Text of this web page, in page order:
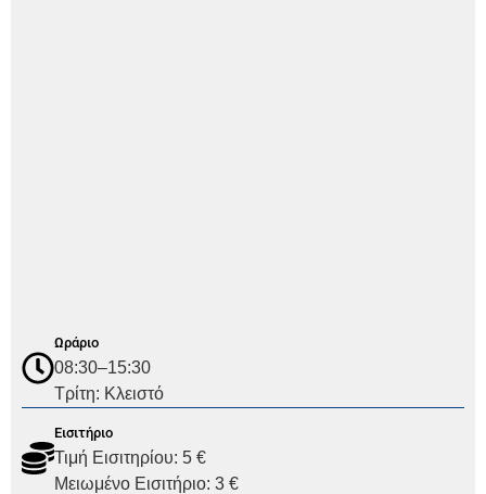
Ωράριο
08:30–15:30
Τρίτη: Κλειστό
Εισιτήριο
Τιμή Εισιτηρίου: 5 €
Μειωμένο Εισιτήριο: 3 €